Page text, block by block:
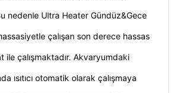
nedenle Ultra Heater Gündüz&Gece
hassasiyetle çalışan son derece hassas
ile çalışmaktadır. Akvaryumdaki
ısıtıcı otomatik olarak çalışmaya